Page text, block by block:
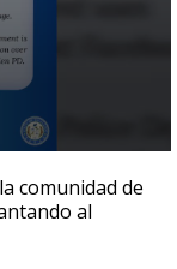
comunidad de
al